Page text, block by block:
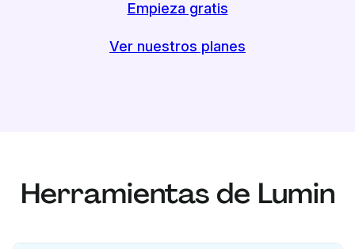
Empieza gratis
Ver nuestros planes
Herramientas de Lumin